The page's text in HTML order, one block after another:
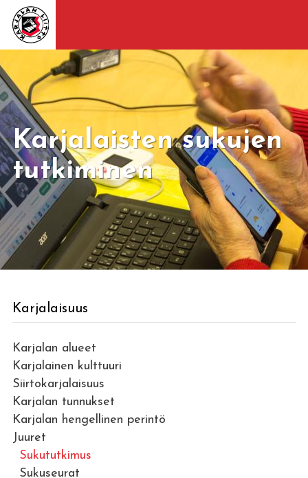
Karjalaisten sukujen
tutkiminen
Karjalaisuus
Karjalan alueet
Karjalainen kulttuuri
Siirtokarjalaisuus
Karjalan tunnukset
Karjalan hengellinen perintö
Juuret
Sukututkimus
Sukuseurat